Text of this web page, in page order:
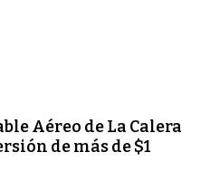
Aéreo de La Calera
de más de $1